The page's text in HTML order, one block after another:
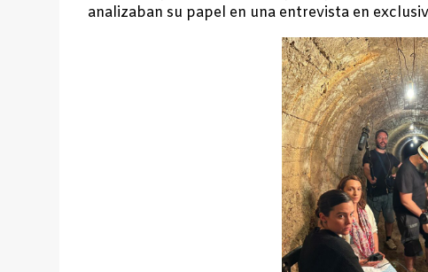
analizaban su papel en una entrevista en